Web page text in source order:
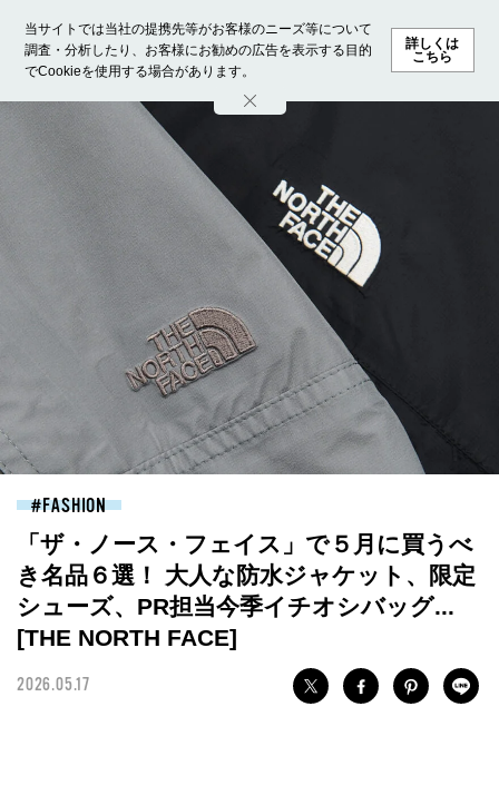
当サイトでは当社の提携先等がお客様のニーズ等について
調査・分析したり、お客様にお勧めの広告を表示する目的
でCookieを使用する場合があります。
詳しくは
こちら
ホーム モデル募集 ランキング ファッション ビューテ
FASHION
「ザ・ノース・フェイス」で５月に買うべ
き名品６選！ 大人な防水ジャケット、限定
シューズ、PR担当今季イチオシバッグ...
[THE NORTH FACE]
2026.05.17